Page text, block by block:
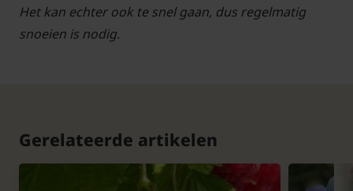
Het kan echter ook te snel gaan, dus regelmatig
snoeien is nodig.
Gerelateerde artikelen